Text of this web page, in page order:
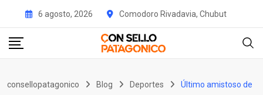
content
6 agosto, 2026 Comodoro Rivadavia, Chubut
consellopatagonico Blog Deportes
Último amistoso de